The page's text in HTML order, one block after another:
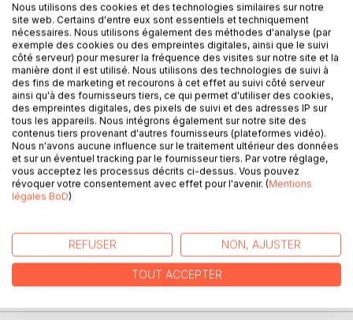
DESCRIPTION
J’ai souhaité rassembler dans ce modeste opus quelques
textes accumulés autour d’un thème qui apparait souvent
en contrepoint, l’élément liquide. Ces textes sont tous tirés
de ma participation à un Blog qui fut primé par le journal le
Monde en 2007 « L’œil ouvert » et que je découvris à
cette occasion. Cette aventure continue depuis avec
bonheur dans l’échange et l’amitié. Qu’Ossiane qui tient ce
blog trouve ici l’expression de ma reconnaissance. En effet
sur fond de photographies et haïkus elle m’a permis de
Thierry Jamin
AUTEUR(S)
Nous utilisons des cookies et des technologies similaires sur notre
site web. Certains d'entre eux sont essentiels et techniquement
nécessaires. Nous utilisons également des méthodes d'analyse (par
exemple des cookies ou des empreintes digitales, ainsi que le suivi
côté serveur) pour mesurer la fréquence des visites sur notre site et la
manière dont il est utilisé. Nous utilisons des technologies de suivi à
des fins de marketing et recourons à cet effet au suivi côté serveur
ainsi qu'à des fournisseurs tiers, ce qui permet d'utiliser des cookies,
des empreintes digitales, des pixels de suivi et des adresses IP sur
tous les appareils. Nous intégrons également sur notre site des
contenus tiers provenant d'autres fournisseurs (plateformes vidéo).
Nous n'avons aucune influence sur le traitement ultérieur des données
et sur un éventuel tracking par le fournisseur tiers. Par votre réglage,
vous acceptez les processus décrits ci-dessus. Vous pouvez
révoquer votre consentement avec effet pour l'avenir. (Mentions
légales BoD)
REFUSER NON, AJUSTER
TOUT ACCEPTER